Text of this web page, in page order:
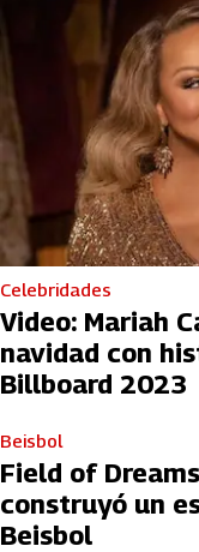
Celebridades
Video: Mariah
navidad con
Billboard 2023
Beisbol
Field of
construyó un
Beisbol